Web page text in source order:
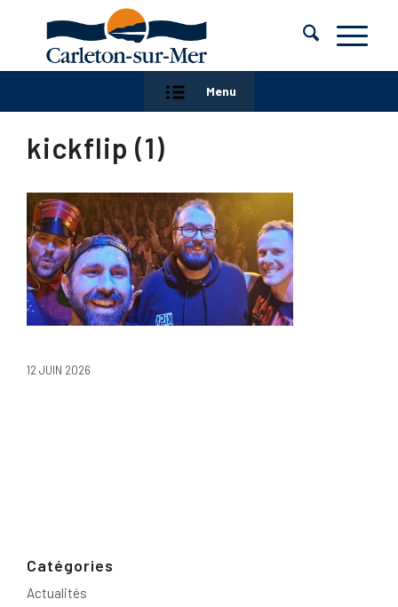
Menu
kickflip (1)
12 JUIN 2026
Catégories
Actualités